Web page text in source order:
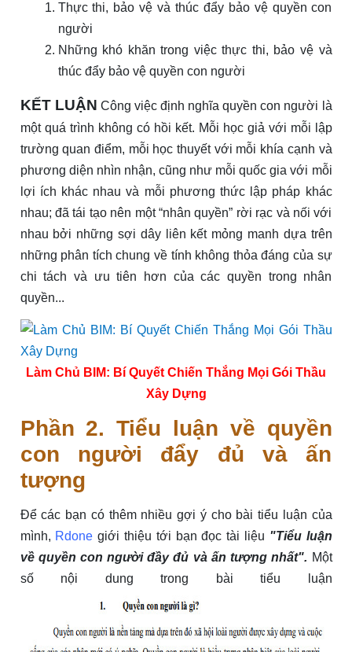
Thực thi, bảo vệ và thúc đẩy bảo vệ quyền con
người
Những khó khăn trong việc thực thi, bảo vệ và
thúc đẩy bảo vệ quyền con người
KẾT LUẬN Công việc định nghĩa quyền con người là
một quá trình không có hồi kết. Mỗi học giả với mỗi lập
trường quan điểm, mỗi học thuyết với mỗi khía cạnh và
phương diện nhìn nhận, cũng như mỗi quốc gia với mỗi
lợi ích khác nhau và mỗi phương thức lập pháp khác
nhau; đã tái tạo nên một “nhân quyền” rời rạc và nối với
nhau bởi những sợi dây liên kết mỏng manh dựa trên
những phân tích chung về tính không thỏa đáng của sự
chi tách và ưu tiên hơn của các quyền trong nhân
quyền...
Làm Chủ BIM: Bí Quyết Chiến Thắng Mọi Gói Thầu
Xây Dựng
Phần 2. Tiểu luận về quyền
con người đẩy đủ và ấn
tượng
Để các bạn có thêm nhiều gợi ý cho bài tiểu luận của
mình, Rdone giới thiệu tới bạn đọc tài liệu "Tiểu luận
về quyền con người đầy đủ và ấn tượng nhất". Một
số nội dung trong bài tiểu luận